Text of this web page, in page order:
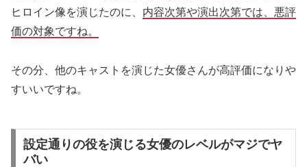
ヒロイン像を演じたのに、 内容次第や演出次第では、悪評
価の対象ですね。
その分、他のキャストを演じた女優さんが高評価になりや
すいいですね。
設定通りの役を演じる女優のレベルがマジでヤ
バい